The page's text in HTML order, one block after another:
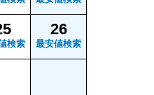
検索
26
最安値検索